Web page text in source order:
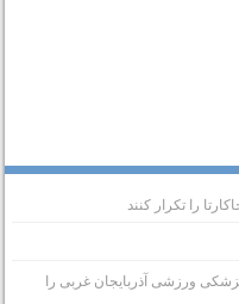
را تکرار کنند
ورزشی آذربایجان غربی را